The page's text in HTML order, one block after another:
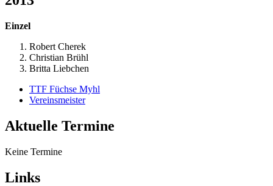
Einzel
Robert Cherek
Christian Brühl
Britta Liebchen
TTF Füchse Myhl
Vereinsmeister
Aktuelle Termine
Keine Termine
Links